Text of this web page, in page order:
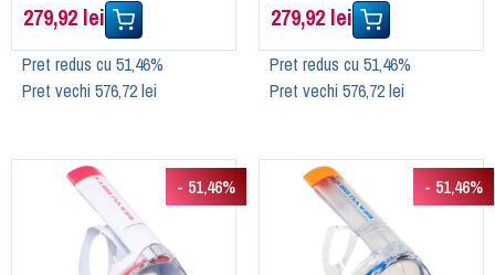
279,92 lei
Pret redus cu 51,46%
Pret vechi 576,72 lei
279,92 lei
Pret redus cu 51,46%
Pret vechi 576,72 lei
- 51,46% - 51,46%